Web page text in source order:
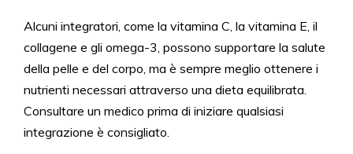
Alcuni integratori, come la vitamina C, la vitamina E, il
collagene e gli omega-3, possono supportare la salute
della pelle e del corpo, ma è sempre meglio ottenere i
nutrienti necessari attraverso una dieta equilibrata.
Consultare un medico prima di iniziare qualsiasi
integrazione è consigliato.